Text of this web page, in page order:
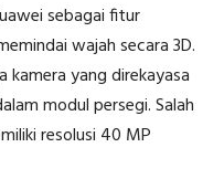
sebagai fitur
wajah secara 3D.
kamera yang direkayasa
modul persegi. Salah
resolusi 40 MP